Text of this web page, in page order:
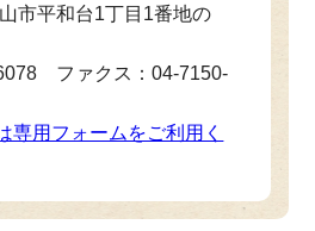
市平和台1丁目1番地の
ファクス：04-7150-
専用フォームをご利用く